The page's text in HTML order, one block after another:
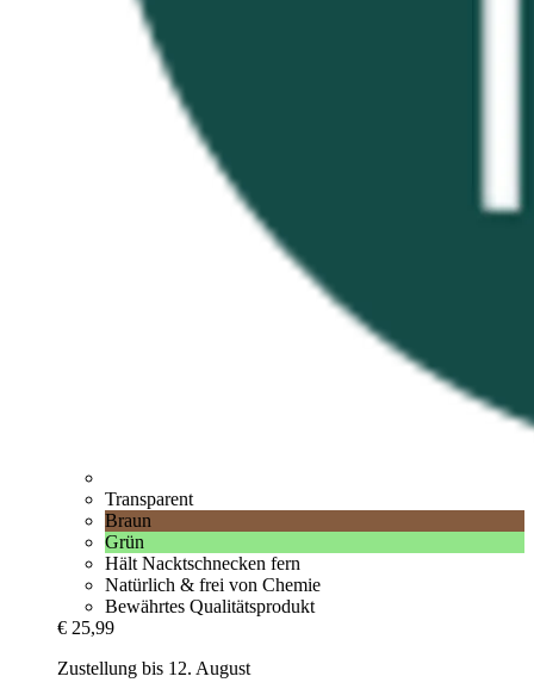
Transparent
Braun
Grün
Hält Nacktschnecken fern
Natürlich & frei von Chemie
Bewährtes Qualitätsprodukt
€ 25,99
Zustellung bis 12. August